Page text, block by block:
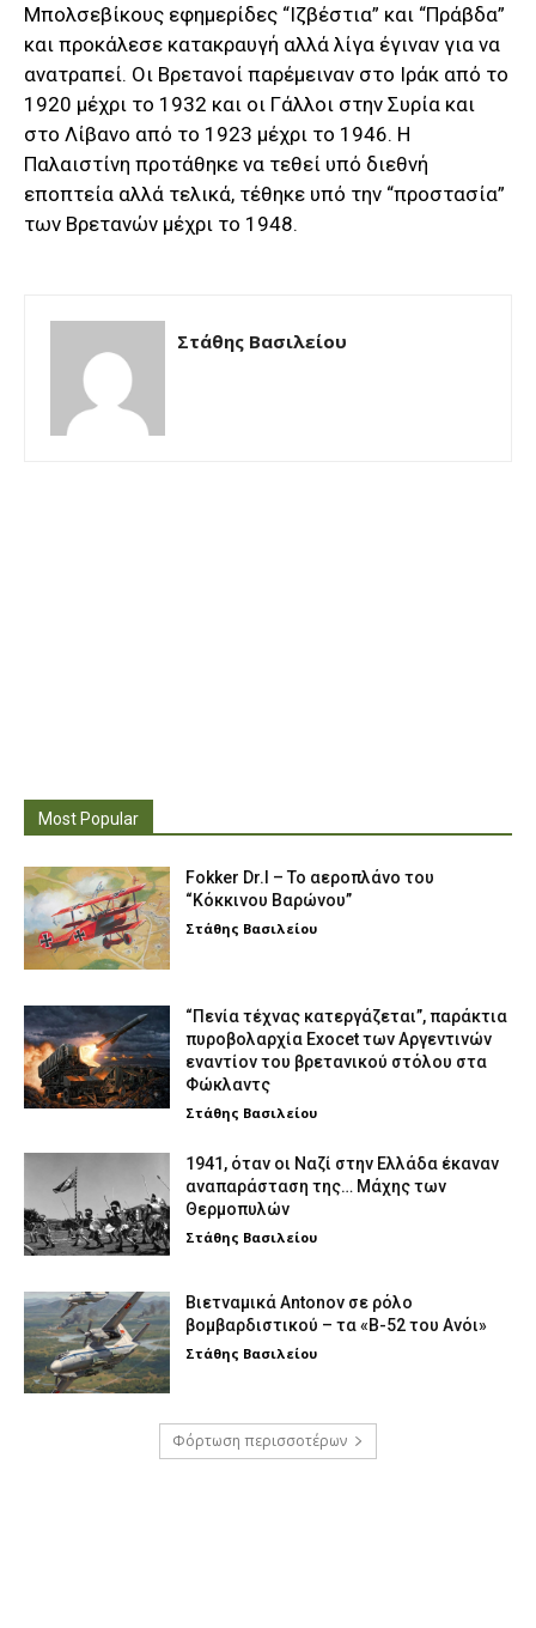
Μπολσεβίκους εφημερίδες “Ιζβέστια” και “Πράβδα”
και προκάλεσε κατακραυγή αλλά λίγα έγιναν για να
ανατραπεί. Οι Βρετανοί παρέμειναν στο Ιράκ από το
1920 μέχρι το 1932 και οι Γάλλοι στην Συρία και
στο Λίβανο από το 1923 μέχρι το 1946. Η
Παλαιστίνη προτάθηκε να τεθεί υπό διεθνή
εποπτεία αλλά τελικά, τέθηκε υπό την “προστασία”
των Βρετανών μέχρι το 1948.
Στάθης Βασιλείου
Most Popular
Fokker Dr.I – To αεροπλάνο του
“Κόκκινου Βαρώνου”
Στάθης Βασιλείου
“Πενία τέχνας κατεργάζεται”, παράκτια
πυροβολαρχία Exocet των Αργεντινών
εναντίον του βρετανικού στόλου στα
Φώκλαντς
Στάθης Βασιλείου
1941, όταν οι Ναζί στην Ελλάδα έκαναν
αναπαράσταση της… Μάχης των
Θερμοπυλών
Στάθης Βασιλείου
Βιετναμικά Antonov σε ρόλο
βομβαρδιστικού – τα «Β-52 του Ανόι»
Στάθης Βασιλείου
Φόρτωση περισσοτέρων